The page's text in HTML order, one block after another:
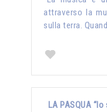
attraverso la
sulla terra.
LA PASQUA